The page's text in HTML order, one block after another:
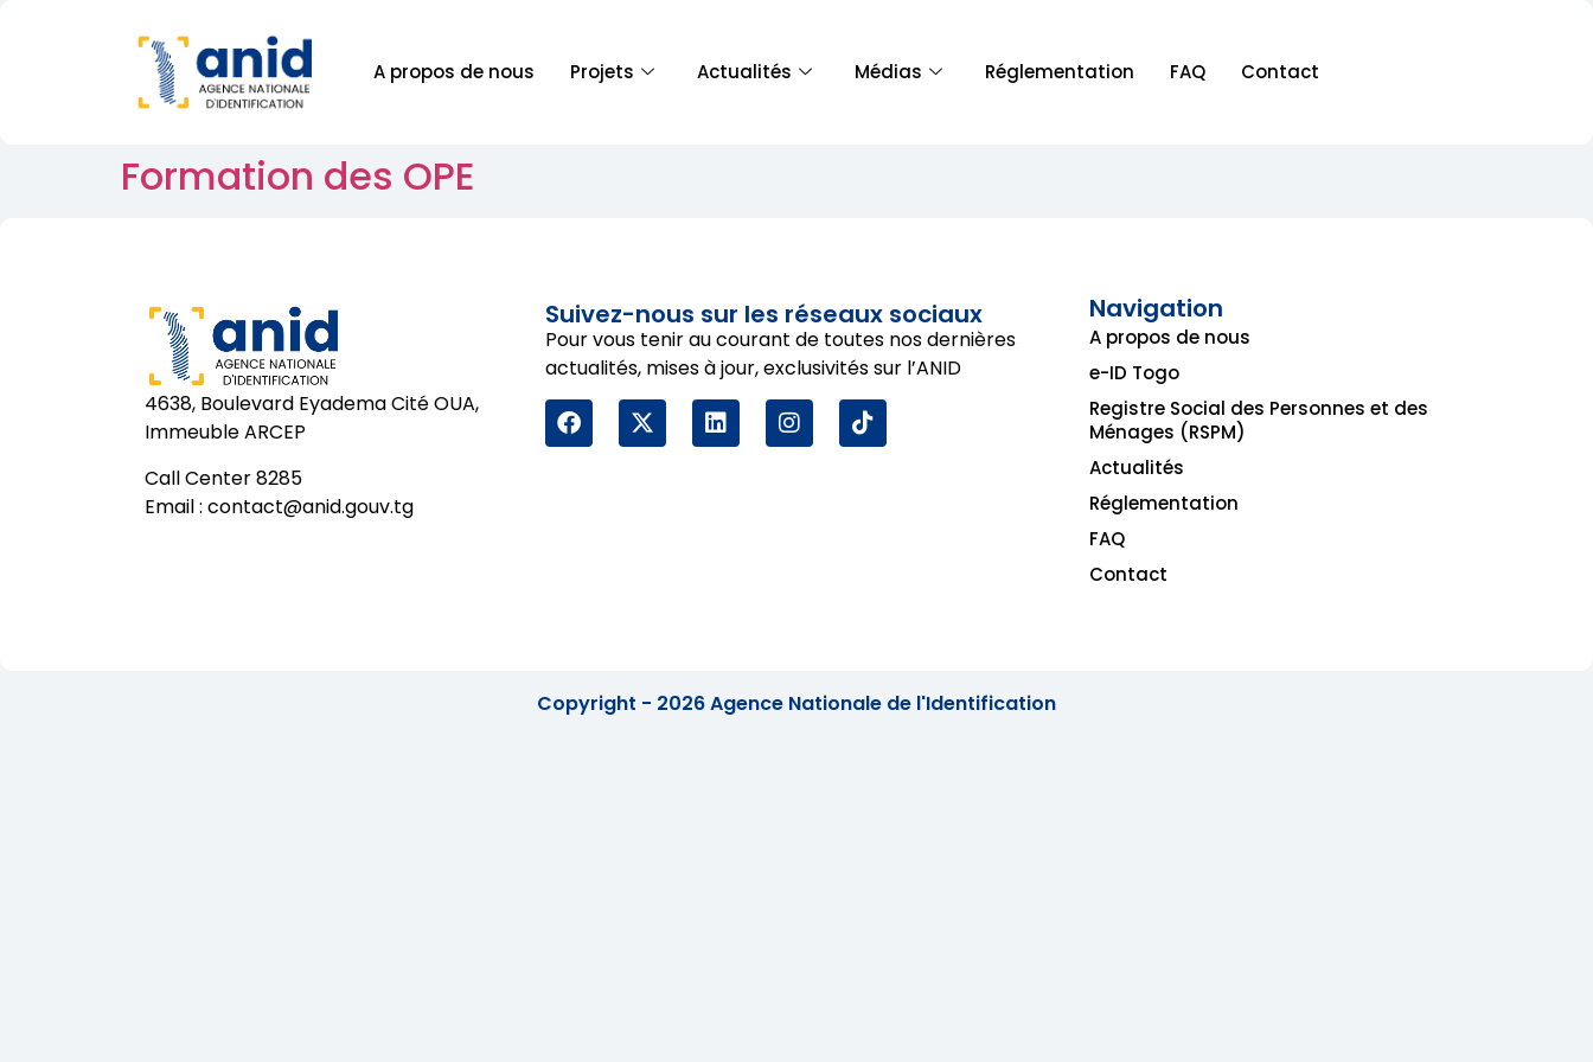
A propos de nous Projets Actualités Médias Réglementation FAQ Contact
Formation des OPE
4638, Boulevard Eyadema Cité OUA,
Immeuble ARCEP
Call Center 8285
Email : contact@anid.gouv.tg
Suivez-nous sur les réseaux sociaux
Pour vous tenir au courant de toutes nos dernières
actualités, mises à jour, exclusivités sur l’ANID
Navigation
A propos de nous
e-ID Togo
Registre Social des Personnes et des
Ménages (RSPM)
Actualités
Réglementation
FAQ
Contact
Copyright - 2026 Agence Nationale de l'Identification